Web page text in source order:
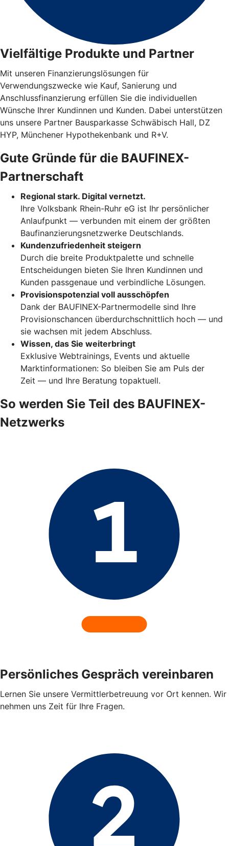
Vielfältige Produkte und Partner
Mit unseren Finanzierungslösungen für
Verwendungszwecke wie Kauf, Sanierung und
Anschlussfinanzierung erfüllen Sie die individuellen
Wünsche Ihrer Kundinnen und Kunden. Dabei unterstützen
uns unsere Partner Bausparkasse Schwäbisch Hall, DZ
HYP, Münchener Hypothekenbank und R+V.
Gute Gründe für die BAUFINEX-
Partnerschaft
Regional stark. Digital vernetzt.
Ihre Volksbank Rhein-Ruhr eG ist Ihr persönlicher
Anlaufpunkt — verbunden mit einem der größten
Baufinanzierungsnetzwerke Deutschlands.
Kundenzufriedenheit steigern
Durch die breite Produktpalette und schnelle
Entscheidungen bieten Sie Ihren Kundinnen und
Kunden passgenaue und verbindliche Lösungen.
Provisionspotenzial voll ausschöpfen
Dank der BAUFINEX-Partnermodelle sind Ihre
Provisionschancen überdurchschnittlich hoch — und
sie wachsen mit jedem Abschluss.
Wissen, das Sie weiterbringt
Exklusive Webtrainings, Events und aktuelle
Marktinformationen: So bleiben Sie am Puls der
Zeit — und Ihre Beratung topaktuell.
So werden Sie Teil des BAUFINEX-
Netzwerks
Persönliches Gespräch vereinbaren
Lernen Sie unsere Vermittlerbetreuung vor Ort kennen. Wir
nehmen uns Zeit für Ihre Fragen.